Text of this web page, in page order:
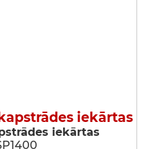
iekārtas
iekārtas